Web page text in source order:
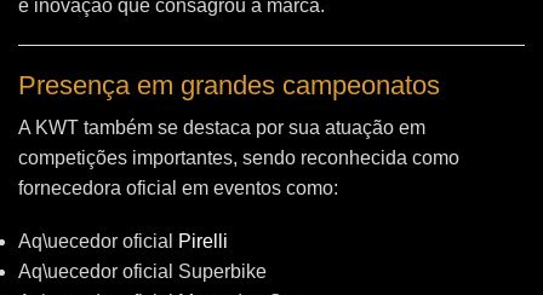
e inovação que consagrou a marca.
Presença em grandes campeonatos
A KWT também se destaca por sua atuação em
competições importantes, sendo reconhecida como
fornecedora oficial em eventos como:
Aq\uecedor oficial
Pirelli
Aq\uecedor oficial Superbike